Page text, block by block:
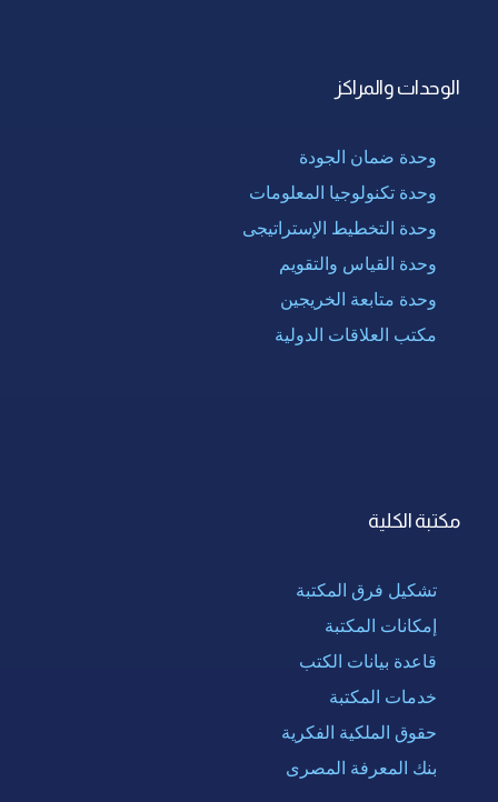
الوحدات والمراكز
وحدة ضمان الجودة
وحدة تكنولوجيا المعلومات
وحدة التخطيط الإستراتيجى
وحدة القياس والتقويم
وحدة متابعة الخريجين
مكتب العلاقات الدولية
مكتبة الكلية
تشكيل فرق المكتبة
إمكانات المكتبة
قاعدة بيانات الكتب
خدمات المكتبة
حقوق الملكية الفكرية
بنك المعرفة المصرى